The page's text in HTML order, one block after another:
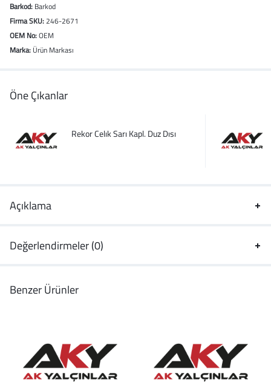
Barkod: Barkod
Firma SKU:246-2671
OEM No:OEM
Marka: Ürün Markası
Öne Çıkanlar
Rekor Celık Sarı Kapl. Duz Dısı
Açıklama
Değerlendirmeler (0)
Benzer Ürünler